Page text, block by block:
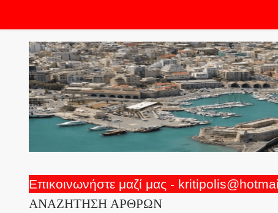
Επικοινωνήστε μαζί μας -
ΑΝΑΖΗΤΗΣΗ ΑΡΘΡΩΝ